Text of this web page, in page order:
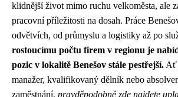
klidnější život mimo ruchu velkoměsta, ale
pracovní příležitosti na dosah. Práce
odvětvích, od průmyslu a logistiky až po
rostoucímu počtu firem v regionu je
pozic v lokalitě Benešov stále pestřejší. Ať
manažer, kvalifikovaný dělník nebo
zaměstnání, pravděpodobně zde najdete